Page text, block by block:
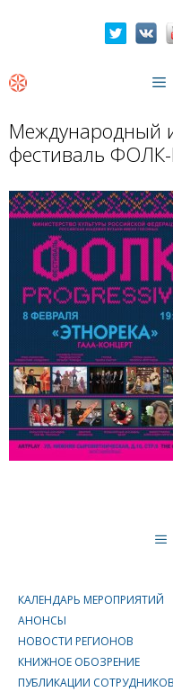
Международный
фестиваль ФОЛК-
КАЛЕНДАРЬ МЕРОПРИЯТИЙ
АНОНСЫ
НОВОСТИ РЕГИОНОВ
КНИЖНОЕ ОБОЗРЕНИЕ
ПУБЛИКАЦИИ